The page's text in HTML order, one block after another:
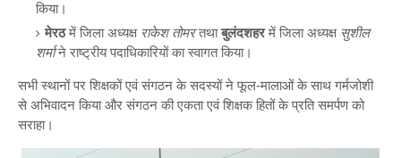
किया।
मेरठमें जिला अध्यक्ष राकेश तोमरतथाबुलंदशहरमें जिला अध्यक्ष सुशील
शर्माने राष्ट्रीय पदाधिकारियों का स्वागत किया।
सभी स्थानों पर शिक्षकों एवं संगठन के सदस्यों ने फूल-मालाओं के साथ गर्मजोशी
से अभिवादन किया और संगठन की एकता एवं शिक्षक हितों के प्रति समर्पण को
सराहा।